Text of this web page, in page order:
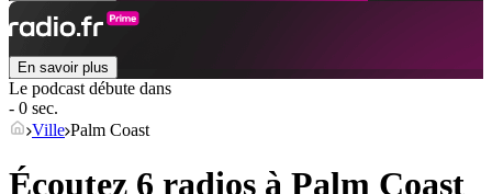
En savoir plus
Le podcast débute dans
- 0 sec.
Ville Palm Coast
Écoutez 6 radios à Palm Coast